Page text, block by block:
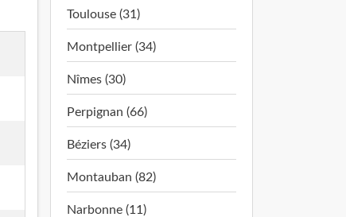
Toulouse (31)
Montpellier (34)
Nîmes (30)
Perpignan (66)
Béziers (34)
Montauban (82)
Narbonne (11)